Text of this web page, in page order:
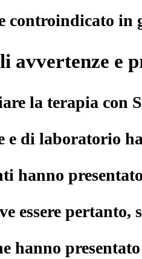
controindicato in
avvertenze e
la terapia con
e di laboratorio
hanno
essere
hanno